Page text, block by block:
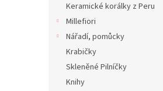
Keramické korálky z Peru
Millefiori
Nářadí, pomůcky
Krabičky
Skleněné Pilníčky
Knihy